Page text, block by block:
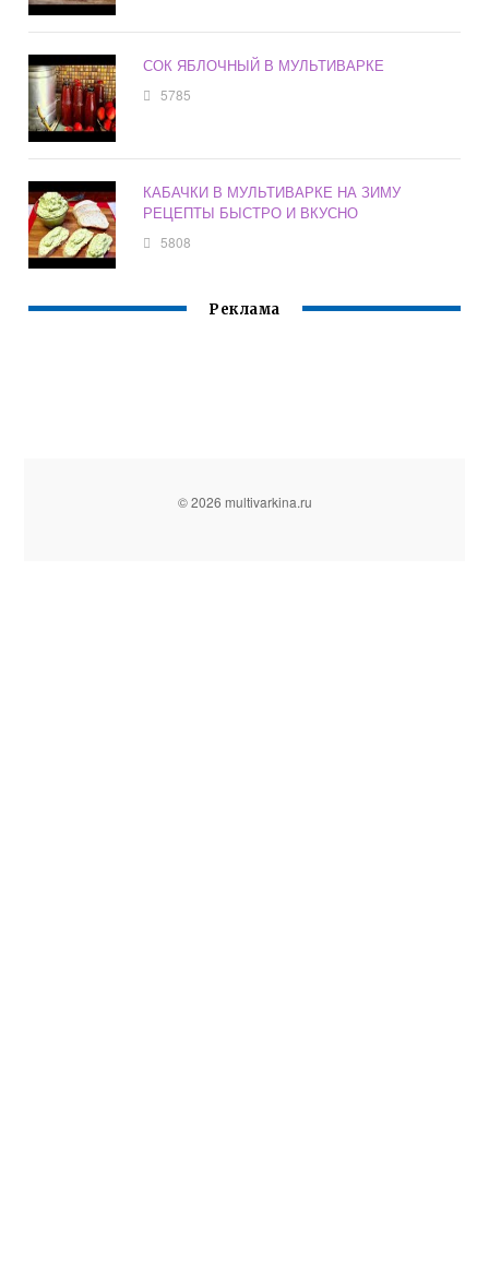
СОК ЯБЛОЧНЫЙ В МУЛЬТИВАРКЕ
5785
КАБАЧКИ В МУЛЬТИВАРКЕ НА ЗИМУ
РЕЦЕПТЫ БЫСТРО И ВКУСНО
5808
Реклама
© 2026 multivarkina.ru